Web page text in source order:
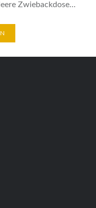
Zwiebackdose…